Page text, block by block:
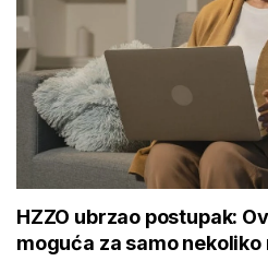
HZZO ubrzao postupak:
moguća za samo nekoliko